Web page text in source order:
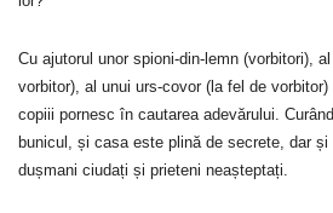
Cu ajutorul unor spioni-din-lemn (vorbitori),
vorbitor), al unui urs-covor (la fel de
copiii pornesc în cautarea adevărului.
bunicul, și casa este plină de secrete, dar și
dușmani ciudați și prieteni neașteptați.